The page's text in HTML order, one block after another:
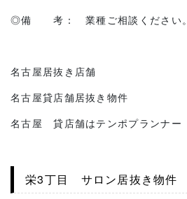
◎備 考： 業種ご相談ください。
名古屋居抜き店舗
名古屋貸店舗居抜き物件
名古屋 貸店舗はテンポプランナー
栄3丁目 サロン居抜き物件